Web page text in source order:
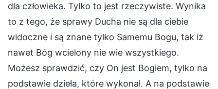
dla człowieka. Tylko to jest rzeczywiste. Wynika
to z tego, że sprawy Ducha nie są dla ciebie
widoczne i są znane tylko Samemu Bogu, tak iż
nawet Bóg wcielony nie wie wszystkiego.
Możesz sprawdzić, czy On jest Bogiem, tylko na
podstawie dzieła, które wykonał. A na podstawie